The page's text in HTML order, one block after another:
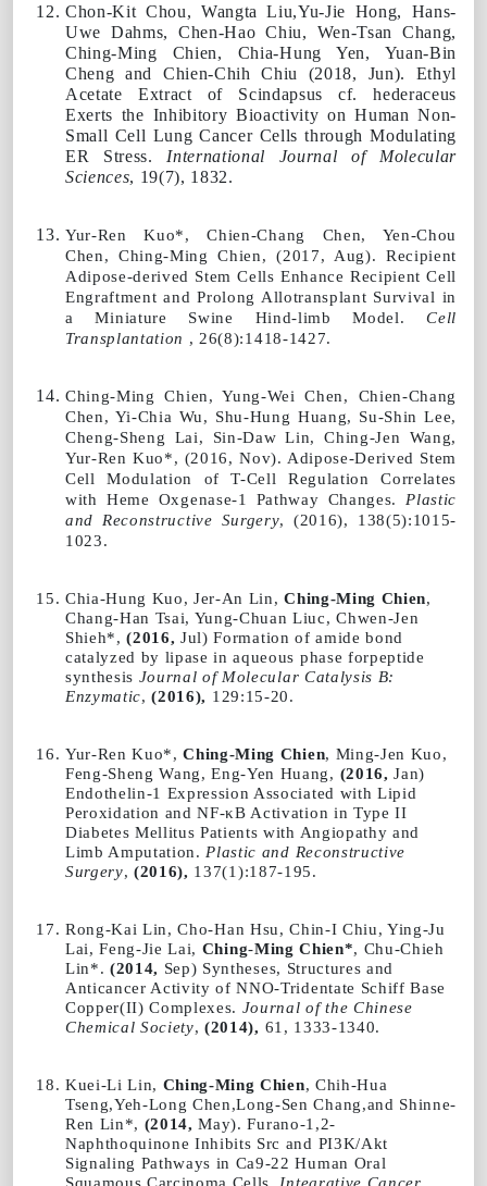
Chon-Kit Chou, Wangta Liu,Yu-Jie Hong, Hans-
Uwe Dahms, Chen-Hao Chiu, Wen-Tsan Chang,
Ching-Ming Chien, Chia-Hung Yen, Yuan-Bin
Cheng and Chien-Chih Chiu (2018, Jun). Ethyl
Acetate Extract of Scindapsus cf. hederaceus
Exerts the Inhibitory Bioactivity on Human Non-
Small Cell Lung Cancer Cells through Modulating
ER Stress. International Journal of Molecular
Sciences, 19(7), 1832.
Yur-Ren Kuo*, Chien-Chang Chen, Yen-Chou
Chen,Ching-Ming Chien, (2017, Aug). Recipient
Adipose-derived Stem Cells Enhance Recipient Cell
Engraftment and Prolong Allotransplant Survival in
a Miniature Swine Hind-limb Model.Cell
Transplantation , 26(8):1418-1427.
Ching-Ming Chien, Yung-Wei Chen, Chien-Chang
Chen, Yi-Chia Wu, Shu-Hung Huang, Su-Shin Lee,
Cheng-Sheng Lai, Sin-Daw Lin, Ching-Jen Wang,
Yur-Ren Kuo*, (2016, Nov). Adipose-Derived Stem
Cell Modulation of T-Cell Regulation Correlates
with Heme Oxgenase-1 Pathway Changes. Plastic
and Reconstructive Surgery,(2016), 138(5):1015-
1023.
Chia-Hung Kuo, Jer-An Lin,Ching-Ming Chien,
Chang-Han Tsai, Yung-Chuan Liuc, Chwen-Jen
Shieh*,(2016, Jul) Formation of amide bond
catalyzed by lipase in aqueous phase forpeptide
synthesis Journal of Molecular Catalysis B:
Enzymatic, (2016), 129:15-20.
Yur-Ren Kuo*,Ching-Ming Chien, Ming-Jen Kuo,
Feng-Sheng Wang, Eng-Yen Huang, (2016, Jan)
Endothelin-1 Expression Associated with Lipid
Peroxidation and NF-κB Activation in Type II
Diabetes Mellitus Patients with Angiopathy and
Limb Amputation. Plastic and Reconstructive
Surgery,(2016), 137(1):187-195.
Rong-Kai Lin, Cho-Han Hsu, Chin-I Chiu, Ying-Ju
Lai, Feng-Jie Lai, Ching-Ming Chien*, Chu-Chieh
Lin*.(2014, Sep) Syntheses, Structures and
Anticancer Activity of NNO-Tridentate Schiff Base
Copper(II) Complexes. Journal of the Chinese
Chemical Society,(2014), 61, 1333-1340.
Kuei-Li Lin, Ching-Ming Chien, Chih-Hua
Tseng,Yeh-Long Chen,Long-Sen Chang,and Shinne-
Ren Lin*, (2014, May). Furano-1,2-
Naphthoquinone Inhibits Src and PI3K/Akt
Signaling Pathways in Ca9-22 Human Oral
Squamous Carcinoma Cells. Integrative Cancer